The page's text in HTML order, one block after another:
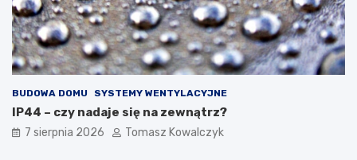
BUDOWA DOMU SYSTEMY WENTYLACYJNE
IP44 – czy nadaje się na zewnątrz?
7 sierpnia 2026 Tomasz Kowalczyk